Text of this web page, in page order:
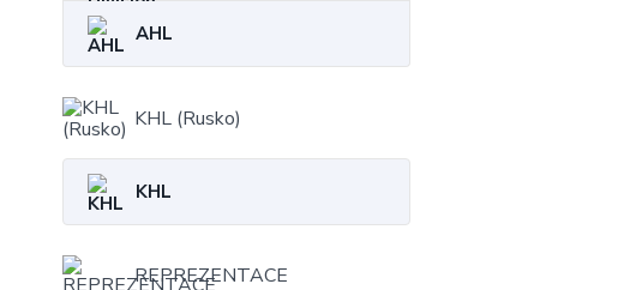
AHL
KHL (Rusko)
KHL
REPREZENTACE